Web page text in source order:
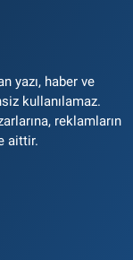
yazı, haber ve
kullanılamaz.
reklamların
aittir.